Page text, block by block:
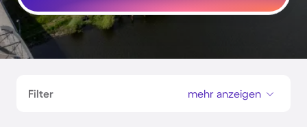
Filter mehr anzeigen